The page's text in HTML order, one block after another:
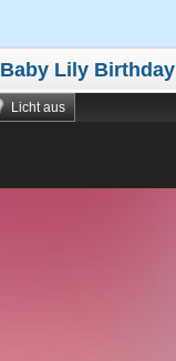
Baby Lily Birthday
Licht aus